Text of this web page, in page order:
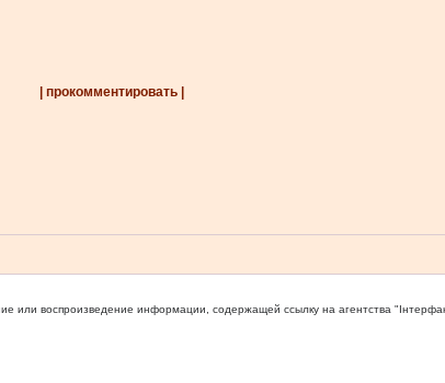
| прокомментировать |
или воспроизведение информации, содержащей ссылку на агентства